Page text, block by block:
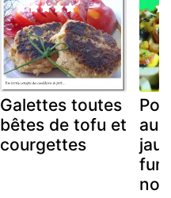
Galettes toutes
bêtes de tofu et
courgettes